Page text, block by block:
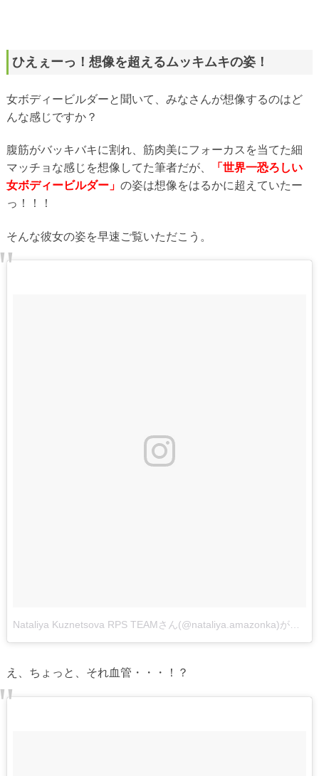
ひえぇーっ！想像を超えるムッキムキの姿！
女ボディービルダーと聞いて、みなさんが想像するのはど
んな感じですか？
腹筋がバッキバキに割れ、筋肉美にフォーカスを当てた細
マッチョな感じを想像してた筆者だが、
「世界一恐ろしい
女ボディービルダー」 の姿は想像をはるかに超えていたー
っ！！！
そんな彼女の姿を早速ご覧いただこう。
Nataliya Kuznetsova RPS TEAMさん(@nataliya.amazonka)がシェアした投稿
え、ちょっと、それ血管・・・！？